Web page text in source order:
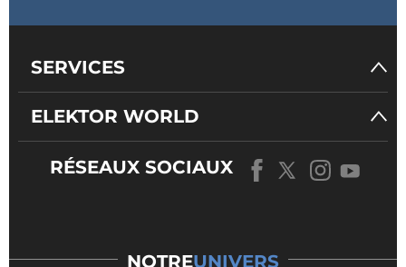
SERVICES
ELEKTOR WORLD
RÉSEAUX SOCIAUX
NOTREUNIVERS